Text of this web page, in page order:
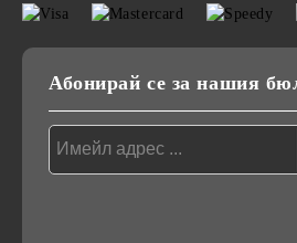
Абонирай се за нашия